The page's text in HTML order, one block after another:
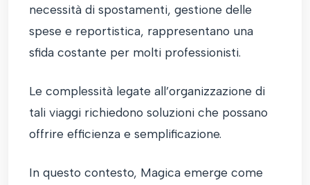
necessità di spostamenti, gestione delle
spese e reportistica, rappresentano una
sfida costante per molti professionisti.
Le complessità legate all’organizzazione di
tali viaggi richiedono soluzioni che possano
offrire efficienza e semplificazione.
In questo contesto, Magica emerge come